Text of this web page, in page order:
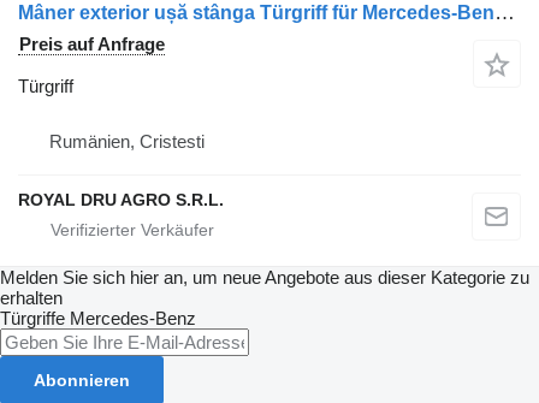
Mâner exterior ușă stânga Türgriff für Mercedes-Benz A9417600459/A9417600659/A9437600159 LKW
Preis auf Anfrage
Türgriff
Rumänien, Cristesti
ROYAL DRU AGRO S.R.L.
Melden Sie sich hier an, um neue Angebote aus dieser Kategorie zu
erhalten
Türgriffe Mercedes-Benz
Abonnieren